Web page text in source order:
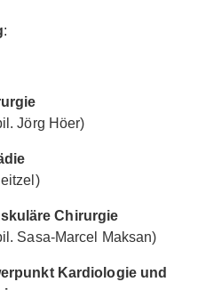
:
Jörg Höer)
Chirurgie
Sasa-Marcel Maksan)
Kardiologie und